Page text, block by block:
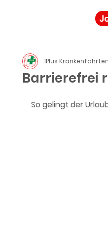
Barrierefrei
1Plus Krankenfahrten
So gelingt der